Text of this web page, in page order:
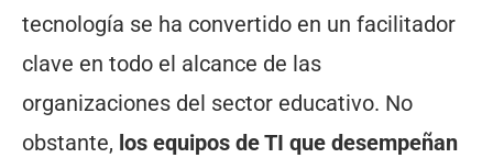
tecnología se ha convertido en un facilitador
clave en todo el alcance de las
organizaciones del sector educativo. No
obstante, los equipos de TI que desempeñan